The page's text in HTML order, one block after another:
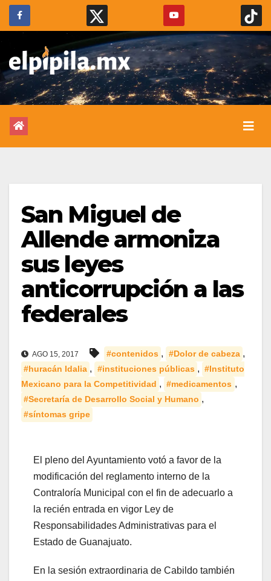
San Miguel de
Allende armoniza
sus leyes
anticorrupción a las
federales
AGO 15, 2017 #contenidos , #Dolor de cabeza ,
#huracán Idalia , #instituciones públicas , #Instituto
Mexicano para la Competitividad , #medicamentos ,
#Secretaría de Desarrollo Social y Humano ,
#síntomas gripe
El pleno del Ayuntamiento votó a favor de la
modificación del reglamento interno de la
Contraloría Municipal con el fin de adecuarlo a
la recién entrada en vigor Ley de
Responsabilidades Administrativas para el
Estado de Guanajuato.
En la sesión extraordinaria de Cabildo también